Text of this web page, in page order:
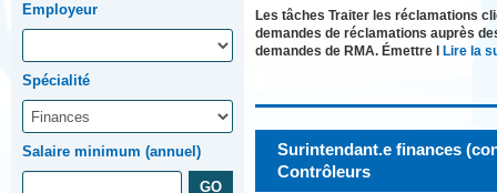
Employeur
Spécialité
Salaire minimum (annuel)
Les tâches Traiter les réclamations
demandes de réclamations auprès
demandes de RMA. Émettre l
Lire la
Surintendant.e finances
Contrôleurs